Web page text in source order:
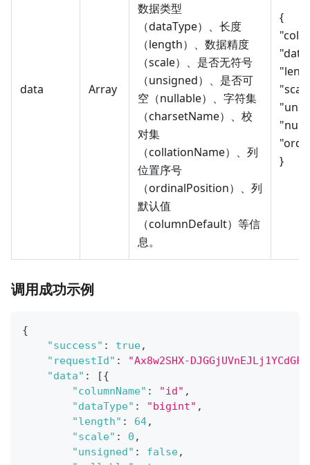
data Array
数据类型
（dataType）、长度
（length）、数据精度
（scale）、是否无符号
（unsigned）、是否可
空（nullable）、字符集
（charsetName）、校
对集
（collationName）、列
位置序号
（ordinalPosition）、列
默认值
（columnDefault）等信
息。
{
}
调用成功示例
{
"success" : true,
"requestId" :
"Ax8w2SHX-
"data" : [{
"columnName" : "id" ,
"dataType" : "bigint" ,
"length" : 64,
"scale" : 0 ,
"unsigned" : false,